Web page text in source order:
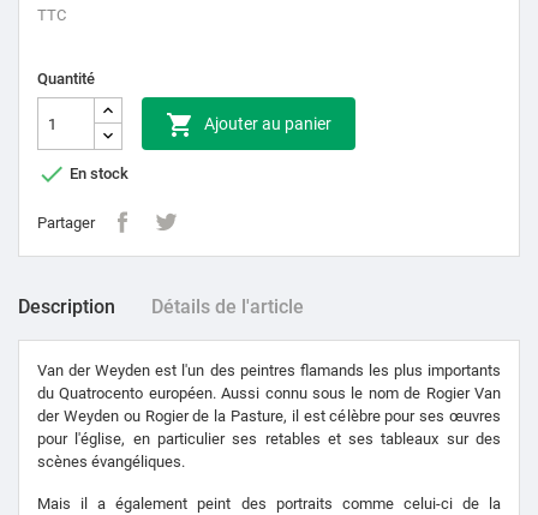
TTC
Quantité
 Ajouter au panier
 En stock
Partager
Description Détails de l'article
Van der Weyden est l'un des peintres flamands les plus importants
du Quatrocento européen. Aussi connu sous le nom de Rogier Van
der Weyden ou Rogier de la Pasture, il est célèbre pour ses œuvres
pour l'église, en particulier ses retables et ses tableaux sur des
scènes évangéliques.
Mais il a également peint des portraits comme celui-ci de la